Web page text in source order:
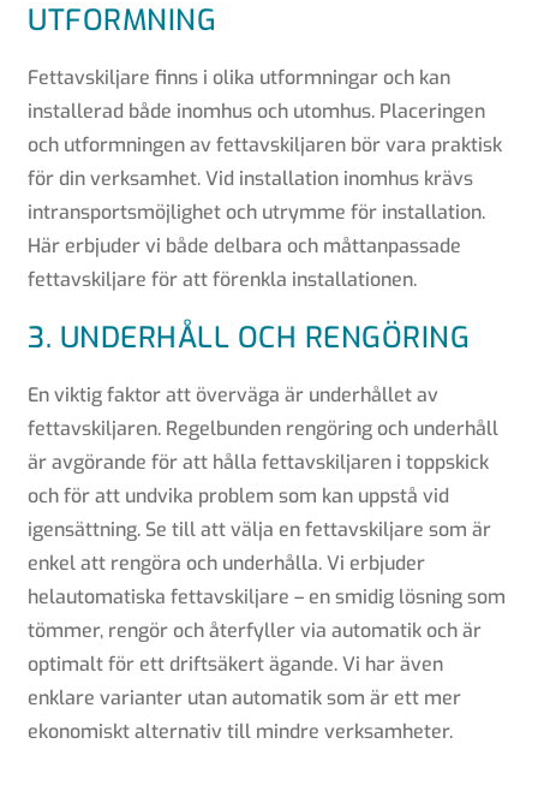
UTFORMNING
Fettavskiljare finns i olika utformningar och kan
installerad både inomhus och utomhus. Placeringen
och utformningen av fettavskiljaren bör vara praktisk
för din verksamhet. Vid installation inomhus krävs
intransportsmöjlighet och utrymme för installation.
Här erbjuder vi både delbara och måttanpassade
fettavskiljare för att förenkla installationen.
3. UNDERHÅLL OCH RENGÖRING
En viktig faktor att överväga är underhållet av
fettavskiljaren. Regelbunden rengöring och underhåll
är avgörande för att hålla fettavskiljaren i toppskick
och för att undvika problem som kan uppstå vid
igensättning. Se till att välja en fettavskiljare som är
enkel att rengöra och underhålla. Vi erbjuder
helautomatiska fettavskiljare – en smidig lösning som
tömmer, rengör och återfyller via automatik och är
optimalt för ett driftsäkert ägande. Vi har även
enklare varianter utan automatik som är ett mer
ekonomiskt alternativ till mindre verksamheter.